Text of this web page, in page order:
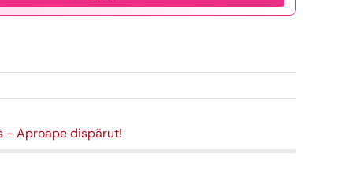
- Aproape dispărut!